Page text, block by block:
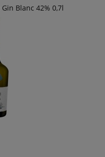
Blanc 42% 0,7l